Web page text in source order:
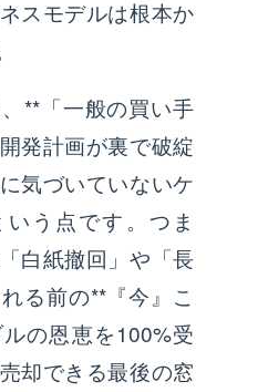
スモデルは根本か
**「一般の買い手
発計画が裏で破綻
気づいていないケ
う点です。つま
白紙撤回」や「長
る前の**『今』こ
の恩恵を100%受
却できる最後の窓